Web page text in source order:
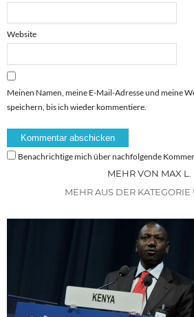
Website
Meinen Namen, meine E-Mail-Adresse und meine
speichern, bis ich wieder kommentiere.
Benachrichtige mich über nachfolgende
MEHR VON MAX L.
MEHR AUS DER KATEGORIE